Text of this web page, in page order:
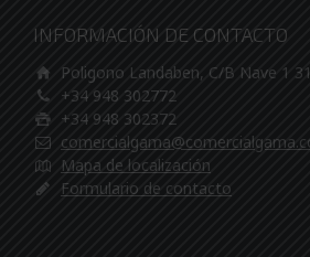
INFORMACIÓN DE CONTACTO
Poligono Landaben, C/B Nave 1
+34 948 302772
+34 948 302372
Mapa de localización
Formulario de contacto